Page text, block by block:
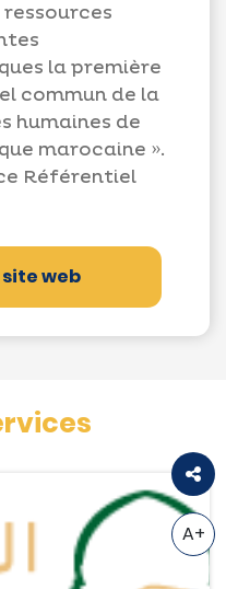
la première
commun de la
humaines de
marocaine ».
Référentiel
web
A+